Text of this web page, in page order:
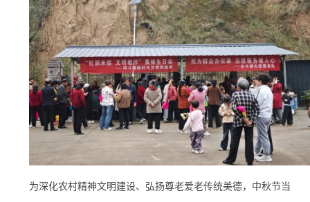
为深化农村精神文明建设、弘扬尊老爱老传统美德，中秋节当